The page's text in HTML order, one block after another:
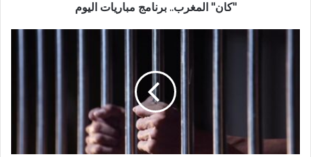
"كان" المغرب.. برنامج مباريات اليوم